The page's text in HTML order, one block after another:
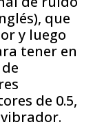
que
y luego
tener en
de 0.5,